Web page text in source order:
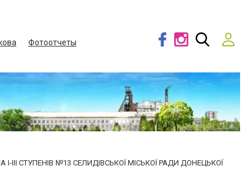
Фотоотчеты
ІІІ СТУПЕНІВ №13 СЕЛИДІВСЬКОЇ МІСЬКОЇ РАДИ ДОНЕЦЬКОЇ